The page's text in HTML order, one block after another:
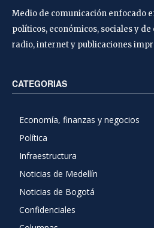
Medio de comunicación enfocado
políticos, económicos, sociales y
radio, internet y publicaciones
CATEGORIAS
Economía, finanzas y negocios
Política
Infraestructura
Noticias de Medellín
Noticias de Bogotá
Confidenciales